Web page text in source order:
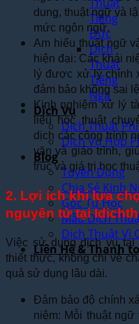
Tiếng
Đức
Dịch
Thuật
Tiếng
Nga
Dịch Vụ
Dịch Thuật
Dịch Vụ Hợp
Blog
Tuyển Dụng
Chia Sẻ Kinh
Góc Tự Học
Mẫu Dịch
Dịch Thuật Vì
Liên Hệ & Thanh
dung, thuật ngữ và
mức ngôn ngữ.
Am hiểu thuật ngữ
hiện đại: Các khái
lý được xử lý chính
đảm bảo không sai
Kinh nghiệm xử lý
liệu học thuật
dịch các công trình
văn và giáo trình,
trúc và giá trị học
2. Lợi ích khi lựa
nguyên tử tại
Việc sử dụng dịch vụ tại
thiết thực, không chỉ về
quả sử dụng lâu dài.
Đảm bảo độ chính
niệm: Mỗi thuật